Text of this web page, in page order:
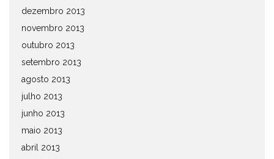
dezembro 2013
novembro 2013
outubro 2013
setembro 2013
agosto 2013
julho 2013
junho 2013
maio 2013
abril 2013